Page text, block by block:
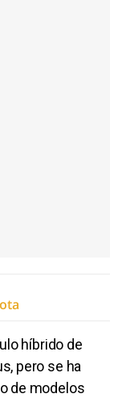
híbrido de
pero se ha
de modelos